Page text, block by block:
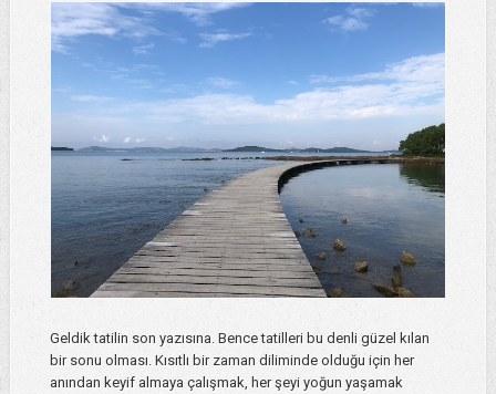
Geldik tatilin son yazısına. Bence tatilleri bu denli güzel kılan
bir sonu olması. Kısıtlı bir zaman diliminde olduğu için her
anından keyif almaya çalışmak, her şeyi yoğun yaşamak